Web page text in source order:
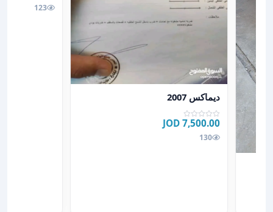
عرض تفاصيل ديماكس 2007
ديماكس 2007
7,500.00 JOD
130
123